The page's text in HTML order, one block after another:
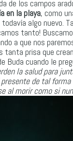
de los campos
en la playa, como
algo nuevo.
tanto!
a que nos
tanta prisa que
Buda cuando le
la salud para
de tal
al morir como si